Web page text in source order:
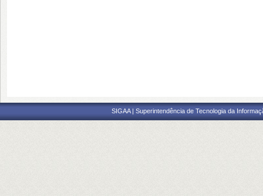
SIGAA | Superintendência de Tecnologia da